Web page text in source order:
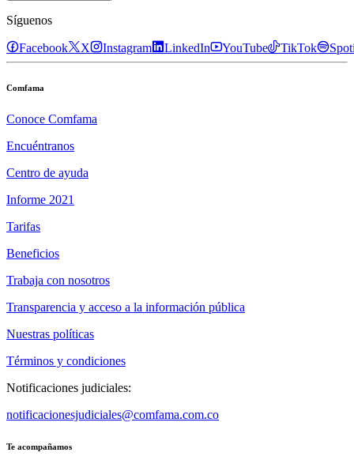
Síguenos
Facebook X Instagram LinkedIn YouTube TikTok
Comfama
Conoce Comfama
Encuéntranos
Centro de ayuda
Informe 2021
Tarifas
Beneficios
Trabaja con nosotros
Transparencia y acceso a la información pública
Nuestras políticas
Términos y condiciones
Notificaciones judiciales:
notificacionesjudiciales@comfama.com.co
Te acompañamos